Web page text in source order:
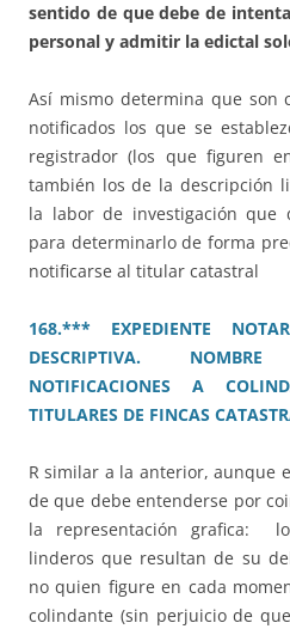
sentido de que debe de
personal y admitir la edictal
Así mismo determina que son
notificados los que se
registrador (los que figuren
también los de la descripción
la labor de investigación que
para determinarlo de forma
notificarse al titular catastral
168.*** EXPEDIENTE
DESCRIPTIVA.
NOTIFICACIONES A
TITULARES DE FINCAS
R similar a la anterior, aunque
de que debe entenderse por
la representación grafica:
linderos que resultan de su
no quien figure en cada
colindante (sin perjuicio de